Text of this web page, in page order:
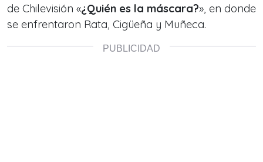
de Chilevisión «¿Quién es la máscara?», en donde
se enfrentaron Rata, Cigüeña y Muñeca.